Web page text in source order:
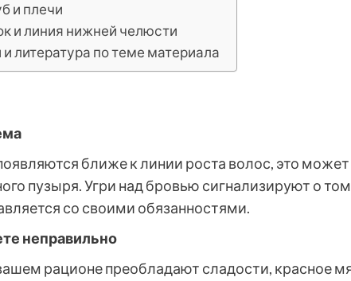
и плечи
и линия нижней челюсти
литература по теме материала
ближе к линии роста волос, это может
пузыря. Угри над бровью сигнализируют о
со своими обязанностями.
неправильно
рационе преобладают сладости, красное